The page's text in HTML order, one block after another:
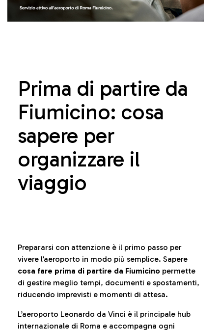
Prima di partire da
Fiumicino: cosa
sapere per
organizzare il
viaggio
Prepararsi con attenzione è il primo passo per
vivere l’aeroporto in modo più semplice. Sapere
cosa fare prima di partire da Fiumicino permette
di gestire meglio tempi, documenti e spostamenti,
riducendo imprevisti e momenti di attesa.
L’aeroporto Leonardo da Vinci è il principale hub
internazionale di Roma e accompagna ogni